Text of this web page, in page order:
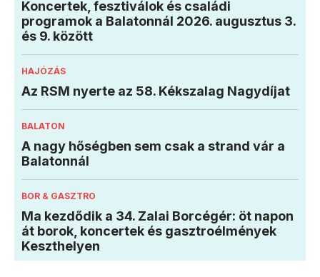
Koncertek, fesztiválok és családi
programok a Balatonnál 2026. augusztus 3.
és 9. között
HAJÓZÁS
Az RSM nyerte az 58. Kékszalag Nagydíjat
BALATON
A nagy hőségben sem csak a strand vár a
Balatonnál
BOR & GASZTRO
Ma kezdődik a 34. Zalai Borcégér: öt napon
át borok, koncertek és gasztroélmények
Keszthelyen